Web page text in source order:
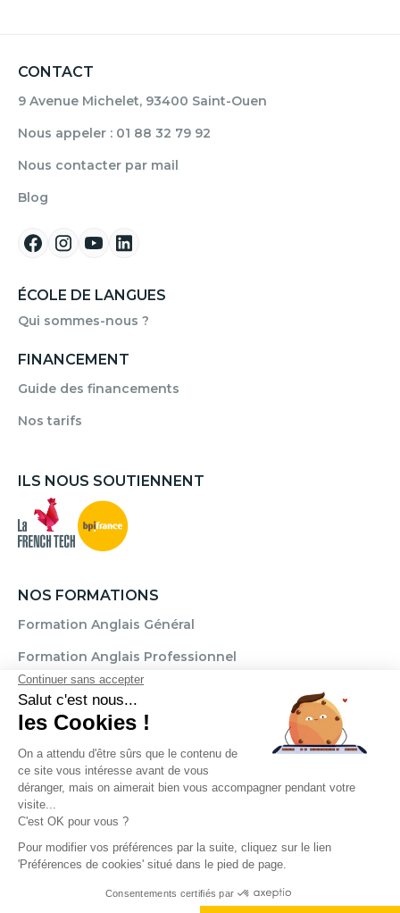
CONTACT
9 Avenue Michelet, 93400 Saint-Ouen
Nous appeler : 01 88 32 79 92
Nous contacter par mail
Blog
ÉCOLE DE LANGUES
Qui sommes-nous ?
FINANCEMENT
Guide des financements
Nos tarifs
ILS NOUS SOUTIENNENT
NOS FORMATIONS
Formation Anglais Général
Formation Anglais Professionnel
Formation Allemand
Formation Espagnol
Formation Italien
Formation FLE
Règlement Mentions légalesCGU / CGV
Politique de confidentialité
Transparence Témoignages
Droits d'auteur © 2025. Cercle des langues. Tous droits réservés.